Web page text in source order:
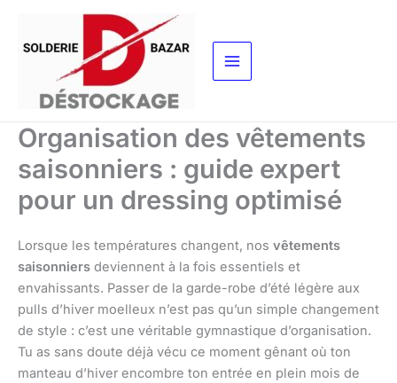
contenu
Organisation des vêtements
saisonniers : guide expert
pour un dressing optimisé
Lorsque les températures changent, nos vêtements
saisonniers deviennent à la fois essentiels et
envahissants. Passer de la garde-robe d’été légère aux
pulls d’hiver moelleux n’est pas qu’un simple changement
de style : c’est une véritable gymnastique d’organisation.
Tu as sans doute déjà vécu ce moment gênant où ton
manteau d’hiver encombre ton entrée en plein mois de